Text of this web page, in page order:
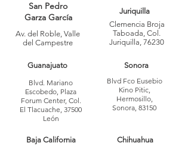
San Pedro
Garza García
Av. del Roble, Valle
del Campestre
Juriquilla
Clemencia Broja
Taboada, Col.
Juriquilla, 76230
Guanajuato
Blvd. Mariano
Escobedo, Plaza
Forum Center, Col.
El Tlacuache, 37500
León
Baja California
Sonora
Blvd Fco Eusebio
Kino Pitic,
Hermosillo,
Sonora, 83150
Chihuahua